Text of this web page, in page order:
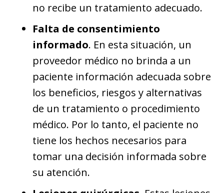
no recibe un tratamiento adecuado.
Falta de consentimiento
informado. En esta situación, un
proveedor médico no brinda a un
paciente información adecuada sobre
los beneficios, riesgos y alternativas
de un tratamiento o procedimiento
médico. Por lo tanto, el paciente no
tiene los hechos necesarios para
tomar una decisión informada sobre
su atención.